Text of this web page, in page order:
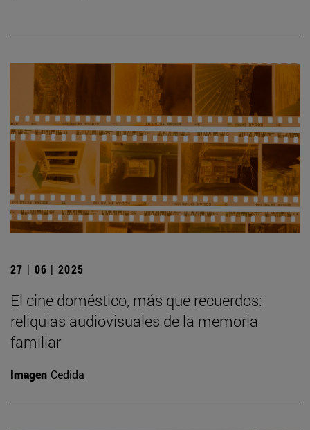
27 | 06 | 2025
El cine doméstico, más que recuerdos:
reliquias audiovisuales de la memoria
familiar
Imagen Cedida